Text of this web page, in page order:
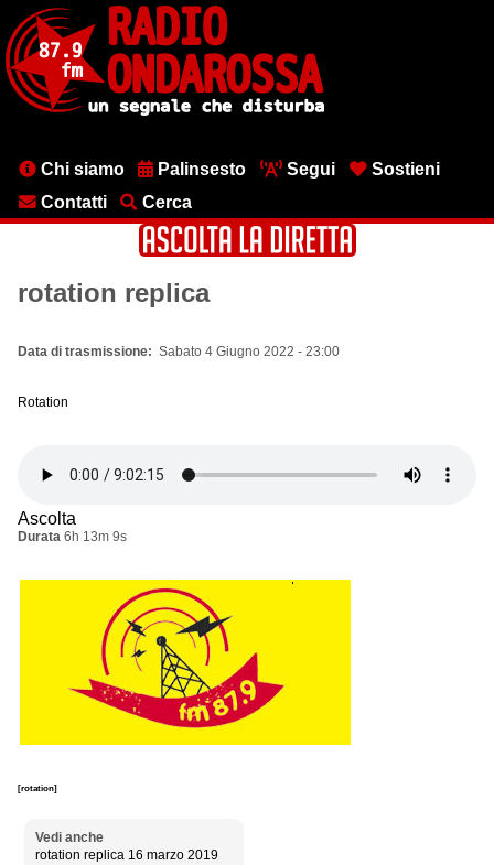
contenuto
principale
MenuChi siamo Palinsesto Segui
Sostieni
Contatti
Cerca
rotation replica
Data di trasmissione Sabato 4 Giugno 2022 - 23:00
Rotation
Ascolta
Durata 6h 13m 9s
[rotation]
Vedi anche
rotation replica 16 marzo 2019